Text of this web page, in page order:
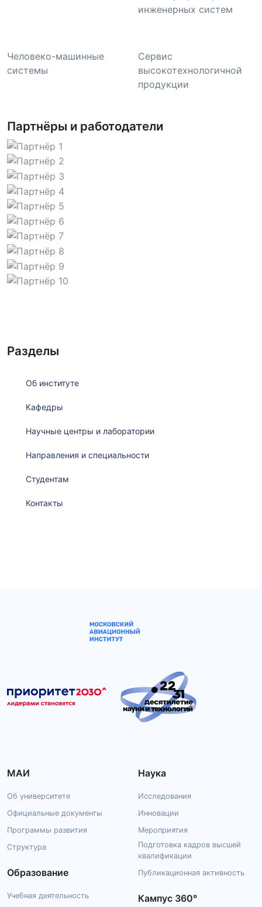
инженерных систем
Человеко-машинные
системы
Сервис
высокотехнологичной
продукции
Партнёры и работодатели
Разделы
Об институте
Кафедры
Научные центры и лаборатории
Направления и специальности
Студентам
Контакты
МАИ
Об университете
Официальные документы
Программы развития
Структура
Образование
Учебная деятельность
Наука
Исследования
Инновации
Мероприятия
Подготовка кадров высшей
квалификации
Публикационная активность
Кампус 360°